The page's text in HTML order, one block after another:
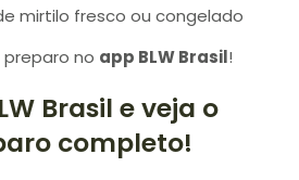
mirtilo fresco ou congelado
no app BLW Brasil!
Brasil e veja o
completo!